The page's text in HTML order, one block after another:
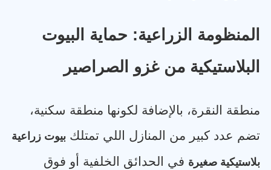
المنظومة الزراعية: حماية البيوت
البلاستيكية من غزو الصراصير
منطقة النقرة، بالإضافة لكونها منطقة سكنية،
تضم عدد كبير من المنازل اللي تمتلك بيوت زراعية
بلاستيكية صغيرة في الحدائق الخلفية أو فوق